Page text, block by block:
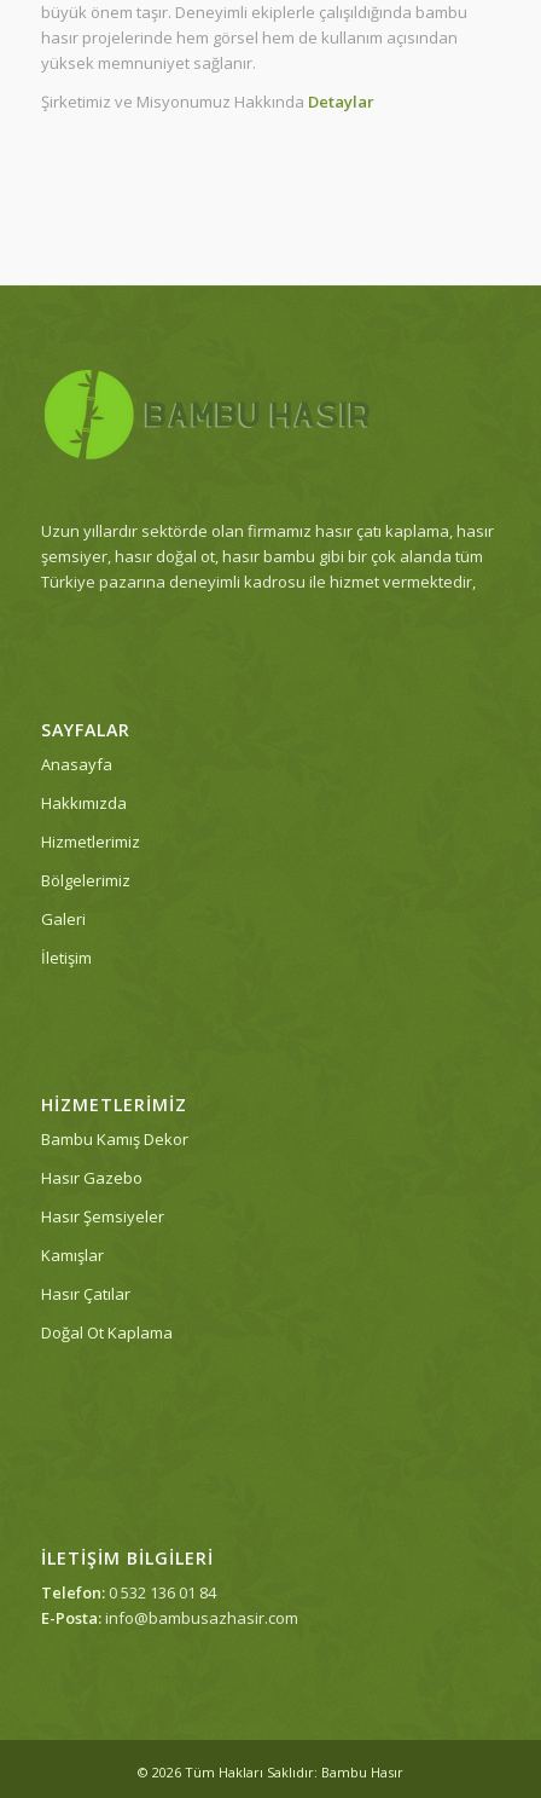
büyük önem taşır. Deneyimli ekiplerle çalışıldığında bambu
hasır projelerinde hem görsel hem de kullanım açısından
yüksek memnuniyet sağlanır.
Şirketimiz ve Misyonumuz Hakkında Detaylar
Uzun yıllardır sektörde olan firmamız hasır çatı kaplama, hasır
şemsiyer, hasır doğal ot, hasır bambu gibi bir çok alanda tüm
Türkiye pazarına deneyimli kadrosu ile hizmet vermektedir,
SAYFALAR
Anasayfa
Hakkımızda
Hizmetlerimiz
Bölgelerimiz
Galeri
İletişim
HIZMETLERIMIZ
Bambu Kamış Dekor
Hasır Gazebo
Hasır Şemsiyeler
Kamışlar
Hasır Çatılar
Doğal Ot Kaplama
İLETIŞIM BILGILERI
Telefon:0 532 136 01 84
E-Posta:info@bambusazhasir.com
© 2026 Tüm Hakları Saklıdır: Bambu Hasır